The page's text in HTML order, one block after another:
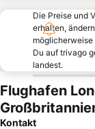
Die Preise und
erhalten,
Du auf trivago
landest.
Flughafen
Kontakt